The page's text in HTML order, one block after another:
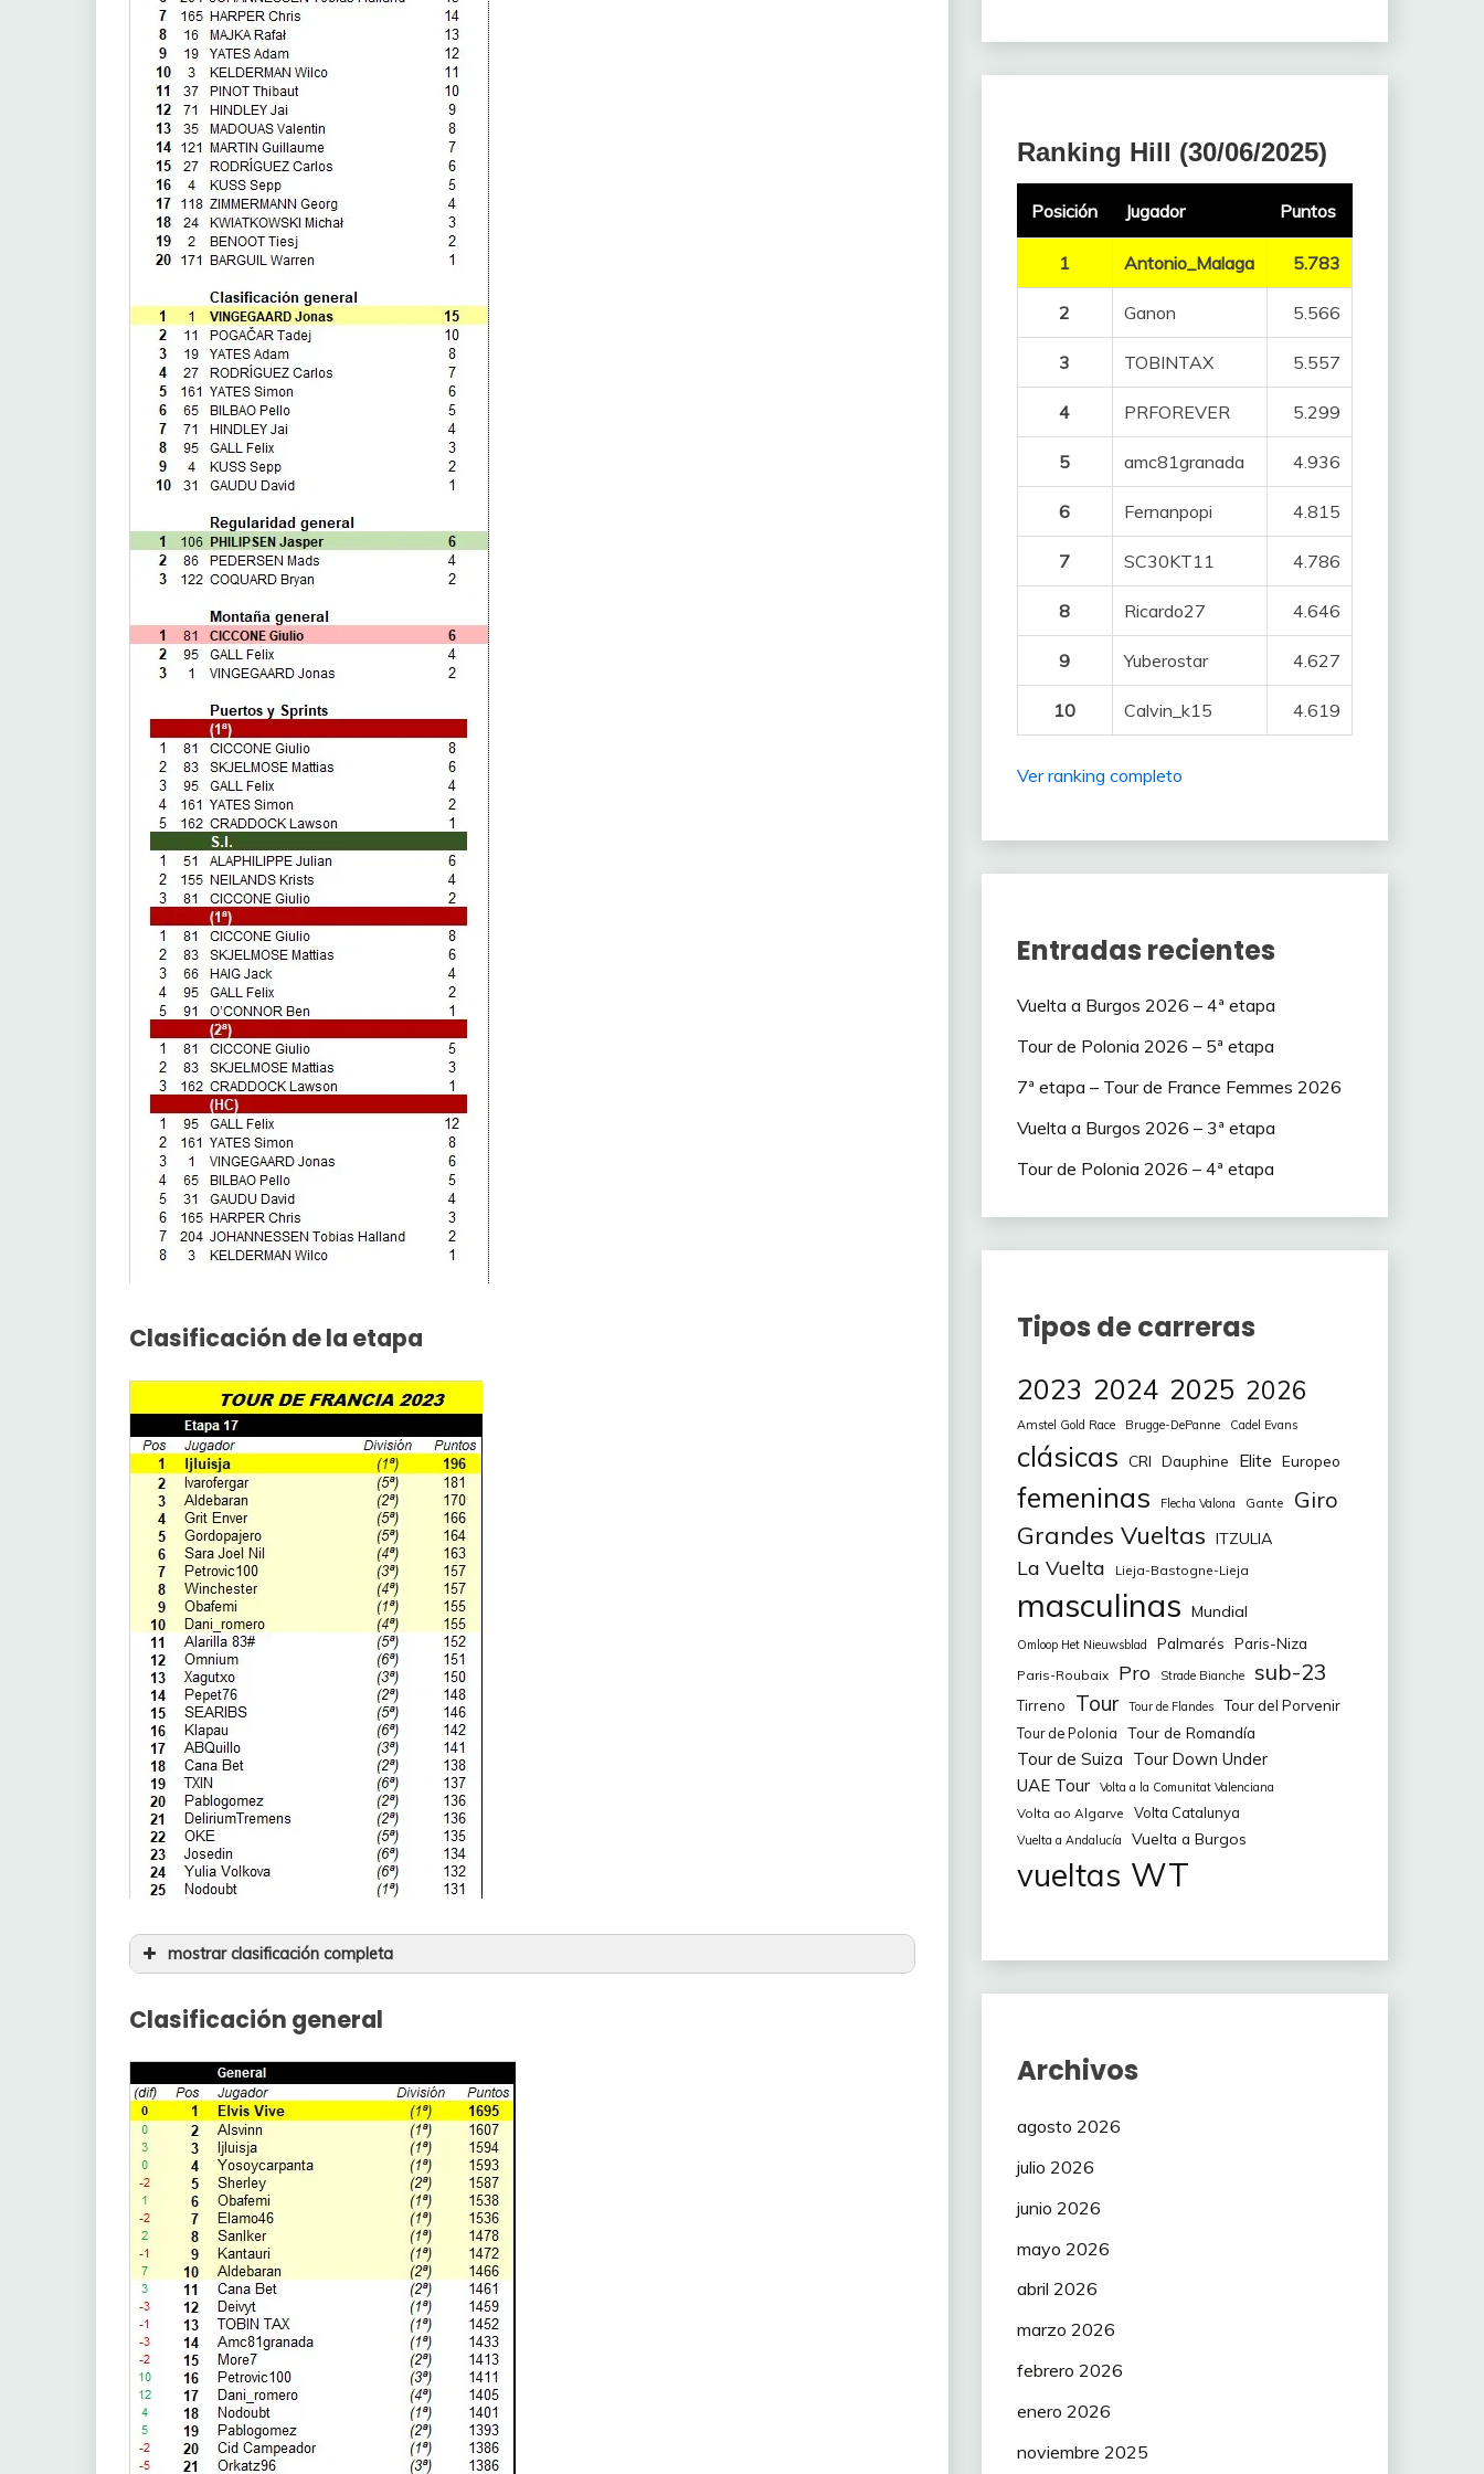
Clasificación de la etapa
mostrar clasificación completa
28 Arranz
Icicam
JorgeMtnez
Jkshop
EdCotaForever
Elvis Vive
Feringucho
Clasificación general
Ranking Hill (30/06/2025)
Posición Jugador Puntos
1 Antonio_Malaga 5.783
2 Ganon 5.566
3 TOBINTAX 5.557
4 PRFOREVER 5.299
5 amc81granada 4.936
6 Fernanpopi 4.815
7 SC30KT11 4.786
8 Ricardo27 4.646
9 Yuberostar 4.627
10 Calvin_k15 4.619
Ver ranking completo
Entradas recientes
Vuelta a Burgos 2026 – 4ª etapa
Tour de Polonia 2026 – 5ª etapa
7ª etapa – Tour de France Femmes 2026
Vuelta a Burgos 2026 – 3ª etapa
Tour de Polonia 2026 – 4ª etapa
Tipos de carreras
2023 2024 2025 2026
Amstel Gold Race Brugge-DePanne Cadel Evans
clásicas CRI Dauphine Elite Europeo
femeninas Flecha Valona Gante Giro
Grandes Vueltas ITZULIA
La Vuelta Lieja-Bastogne-Lieja
masculinas Mundial
Omloop Het Nieuwsblad Palmarés Paris-Niza
Paris-Roubaix Pro Strade Bianche sub-23
Tirreno Tour Tour de Flandes
Tour del Porvenir
Tour de Polonia
Tour de Romandía
Tour de Suiza Tour Down Under
UAE Tour
Volta a la Comunitat Valenciana
Volta ao Algarve Volta Catalunya
Vuelta a Andalucía Vuelta a Burgos
vueltas WT
Archivos
agosto 2026
julio 2026
junio 2026
mayo 2026
abril 2026
marzo 2026
febrero 2026
enero 2026
noviembre 2025